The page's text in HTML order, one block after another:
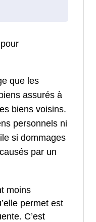
que les
assurés à
biens voisins.
personnels ni
si dommages
par un
moins
permet est
C’est